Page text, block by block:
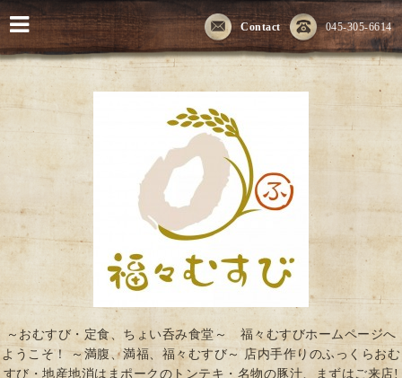
045-305-6614
Contact
～おむすび・定食、ちょい呑み食堂～ 福々むすびホームページへ
ようこそ！ ～満腹、満福、福々むすび～ 店内手作りのふっくらおむ
すび・地産地消はまポークのトンテキ・名物の豚汁、まずはご来店!